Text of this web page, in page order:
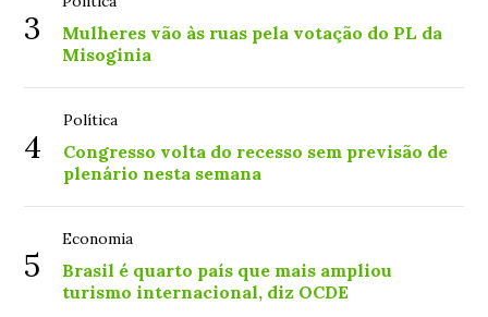
3
Mulheres vão às ruas pela votação do PL da
Misoginia
4
Política
Congresso volta do recesso sem previsão de
plenário nesta semana
5
Economia
Brasil é quarto país que mais ampliou
turismo internacional, diz OCDE